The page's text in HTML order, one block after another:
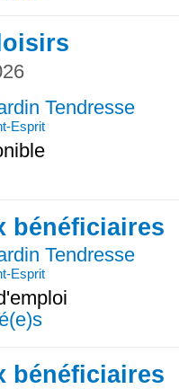
Tendresse
Esprit
bénéficiaires
Tendresse
Esprit
bénéficiaires